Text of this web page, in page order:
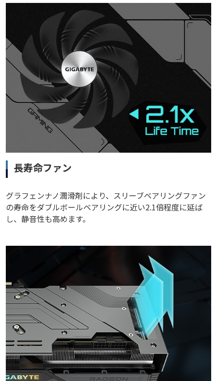
長寿命ファン
グラフェンナノ潤滑剤により、スリーブベアリングファン
の寿命をダブルボールベアリングに近い2.1倍程度に延ば
し、静音性も高めます。